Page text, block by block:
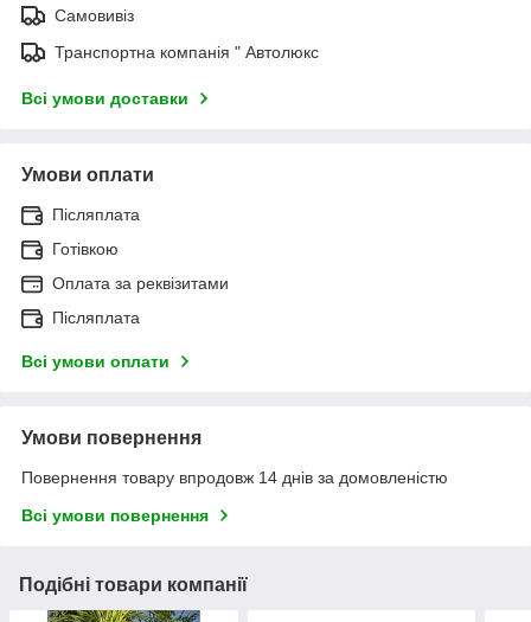
Самовивіз
Транспортна компанія " Автолюкс
Всі умови доставки
Умови оплати
Післяплата
Готівкою
Оплата за реквізитами
Післяплата
Всі умови оплати
Умови повернення
Повернення товару впродовж 14 днів за домовленістю
Всі умови повернення
Подібні товари компанії